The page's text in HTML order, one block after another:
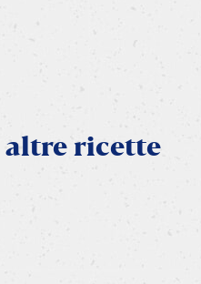
altre ricette